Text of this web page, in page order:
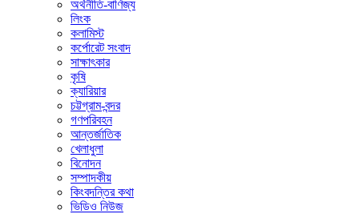
অর্থনীতি-বাণিজ্য
লিংক
কলামিস্ট
কর্পোরেট সংবাদ
সাক্ষাৎকার
কৃষি
ক্যারিয়ার
চট্টগ্রাম-বন্দর
গণপরিবহন
আন্তর্জাতিক
খেলাধুলা
বিনোদন
সম্পাদকীয়
কিংবদন্তির কথা
ভিডিও নিউজ